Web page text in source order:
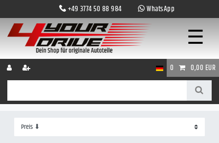
+49 3774 50 88 984 WhatsApp
☰
0 0,00 EUR